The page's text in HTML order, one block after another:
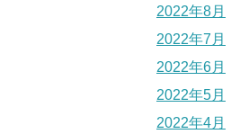
2022年8月
2022年7月
2022年6月
2022年5月
2022年4月